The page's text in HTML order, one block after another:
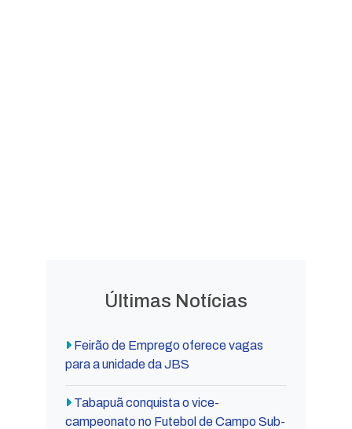
Últimas Notícias
Feirão de Emprego oferece vagas
para a unidade da JBS
Tabapuã conquista o vice-
campeonato no Futebol de Campo Sub-